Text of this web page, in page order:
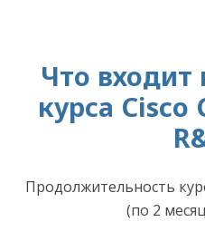
Что входит
курса Cisco
Продолжительность
(по 2